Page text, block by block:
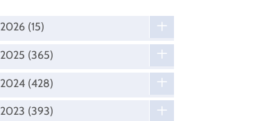
2026 (15)
2025 (365)
2024 (428)
2023 (393)